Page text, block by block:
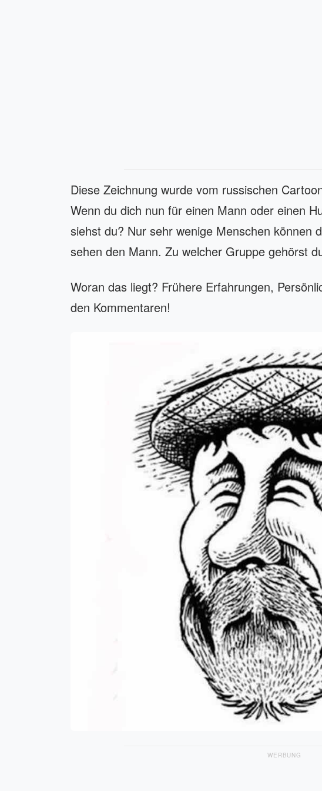
Diese Zeichnung wurde vom russischen
Wenn du dich nun für einen Mann oder einen
siehst du? Nur sehr wenige Menschen können
sehen den Mann. Zu welcher Gruppe gehörst
Woran das liegt? Frühere Erfahrungen,
den Kommentaren!
WERBUNG